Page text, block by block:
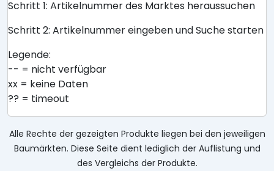
Schritt 1: Artikelnummer des Marktes heraussuchen
Schritt 2: Artikelnummer eingeben und Suche starten
Legende:
-- = nicht verfügbar
xx = keine Daten
?? = timeout
Alle Rechte der gezeigten Produkte liegen bei den jeweiligen
Baumärkten. Diese Seite dient lediglich der Auflistung und
des Vergleichs der Produkte.